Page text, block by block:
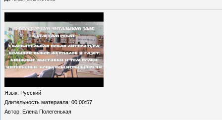
Язык: Русский
Длительность материала: 00:00:57
Автор: Елена Полегенькая